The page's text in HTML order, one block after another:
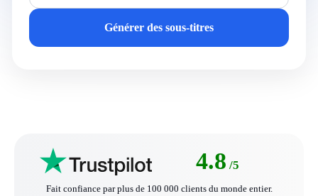
Générer des sous-titres
4.8 /5
Fait confiance par plus de 100 000 clients du monde entier.